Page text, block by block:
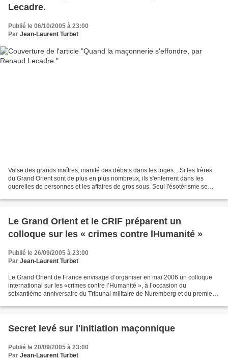
Lecadre.
Publié le 06/10/2005 à 23:00
Par Jean-Laurent Turbet
Valse des grands maîtres, inanité des débats dans les loges... Si les frères
du Grand Orient sont de plus en plus nombreux, ils s'enferrent dans les
querelles de personnes et les affaires de gros sous. Seul l'ésotérisme se
Le Grand Orient et le CRIF préparent un
colloque sur les « crimes contre lHumanité »
Publié le 26/09/2005 à 23:00
Par Jean-Laurent Turbet
Le Grand Orient de France envisage d’organiser en mai 2006 un colloque
international sur les «crimes contre l’Humanité », à l’occasion du
soixantième anniversaire du Tribunal militaire de Nuremberg et du premier
Secret levé sur l'initiation maçonnique
Publié le 20/09/2005 à 23:00
Par Jean-Laurent Turbet